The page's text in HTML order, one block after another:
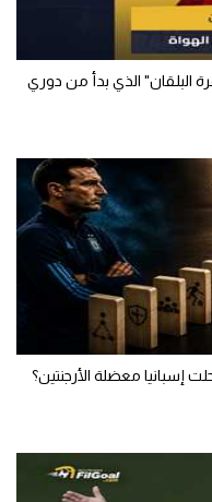
البلقان" الذي بدأ من دوري
إسبانيا معضلة الأرجنتين؟